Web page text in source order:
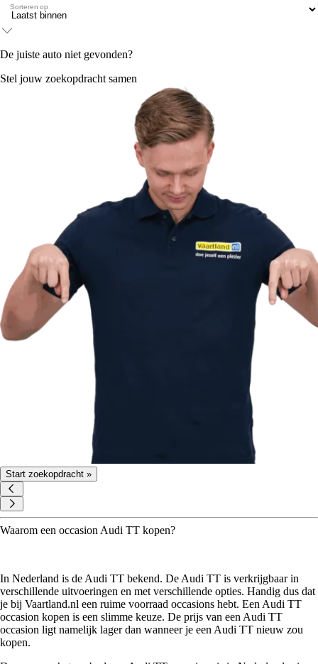
Sorteren op
De juiste auto niet gevonden?
Stel jouw zoekopdracht samen
Start zoekopdracht »
Waarom een occasion Audi TT kopen?
In Nederland is de Audi TT bekend. De Audi TT is verkrijgbaar in
verschillende uitvoeringen en met verschillende opties. Handig dus dat
je bij Vaartland.nl een ruime voorraad occasions hebt. Een Audi TT
occasion kopen is een slimme keuze. De prijs van een Audi TT
occasion ligt namelijk lager dan wanneer je een Audi TT nieuw zou
kopen.